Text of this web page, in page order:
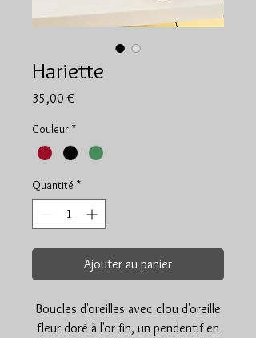
Hariette
35,00 €
Couleur *
Quantité *
Ajouter au panier
Boucles d'oreilles avec clou d'oreille
fleur doré à l'or fin, un pendentif en